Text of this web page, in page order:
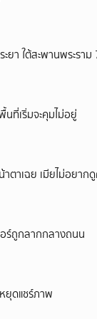
ยา ใต้สะพานพระราม
ที่เริ่มจะคุมไม่อยู่
ตาเฉย เมียไม่อยาก
อร์ถูกลากกลางถนน
ยุดแชร์ภาพ